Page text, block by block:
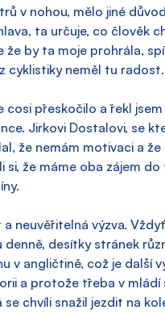
v nohou, mělo jiné
ta určuje, co člověk
by ta moje prohrála,
cyklistiky neměl tu
cosi přeskočilo a řekl
Jirkovi Dostalovi, se
že nemám motivaci a
si, že máme oba zájem
neuvěřitelná výzva.
desítky stránek
v angličtině, což je další
a protože třeba v
chvíli snažil jezdit na